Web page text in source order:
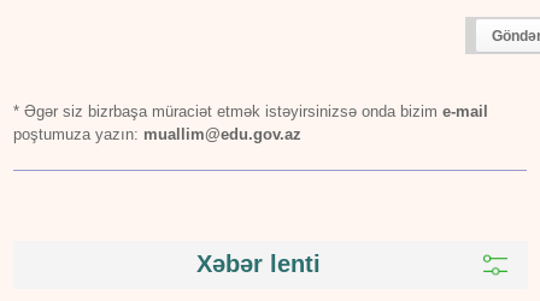
* Əgər siz bizrbaşa müraciət etmək istəyirsinizsə onda bizime-mail
poştumuza yazın: muallim@edu.gov.az
Xəbər lenti